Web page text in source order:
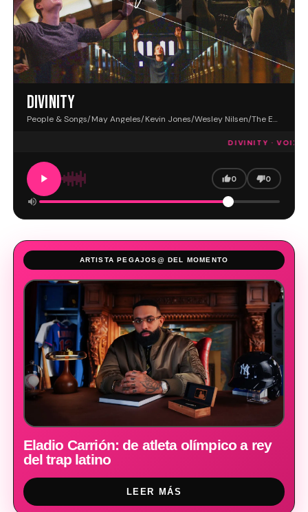
DIVINITY
People & Songs/May Angeles/Kevin Jones/Wesley Nilsen/The Emerging Sound · VOIX FM
DIVINITY · VOIX
0 0
ARTISTA PEGAJOS@ DEL MOMENTO
Eladio Carrión: de atleta olímpico a rey
del trap latino
LEER MÁS